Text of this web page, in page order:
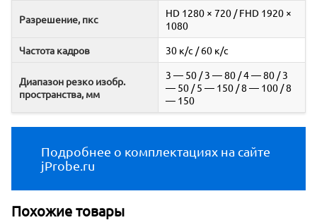
Разрешение, пкс
HD 1280 × 720 / FHD 1920 ×
1080
Частота кадров
30 к/c / 60 к/c
Диапазон резко изобр.
пространства, мм
3 — 50 / 3 — 80 / 4 — 80 / 3
— 50 / 5 — 150 / 8 — 100 / 8
— 150
Подробнее о комплектациях на сайте
jProbe.ru
Похожие товары